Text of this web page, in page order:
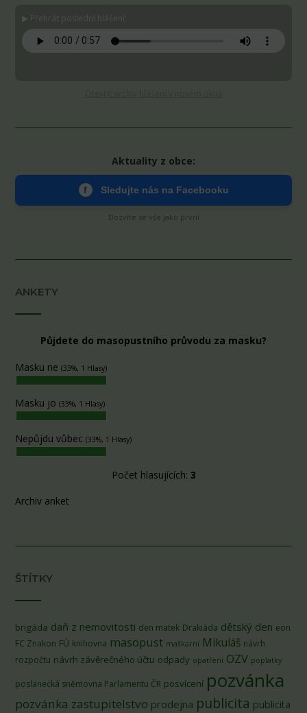
▶ Přehrát poslední hlášení:
Aktuality z obce:
f Sledujte nás na Facebooku
Dozvíte se vše jako první
ANKETY
Půjdete do masopustního průvodu za masku?
Masku ne (33%, 1 Hlasy)
Masku jo (33%, 1 Hlasy)
Nepůjdu vůbec (33%, 1 Hlasy)
Počet hlasujících: 3
Archiv anket
ŠTÍTKY
brigáda daň z nemovitosti den matek Drakiáda dětský den eon
FC Znakon FÚ knihovna masopust maškarní Mikuláš návrh
rozpočtu návrh závěrečného účtu odpady opatření OZV poplatky
poslanecká sněmovna Parlamentu ČR posvícení pozvánka
pozvánka zastupitelstvo prodejna publicita publicita